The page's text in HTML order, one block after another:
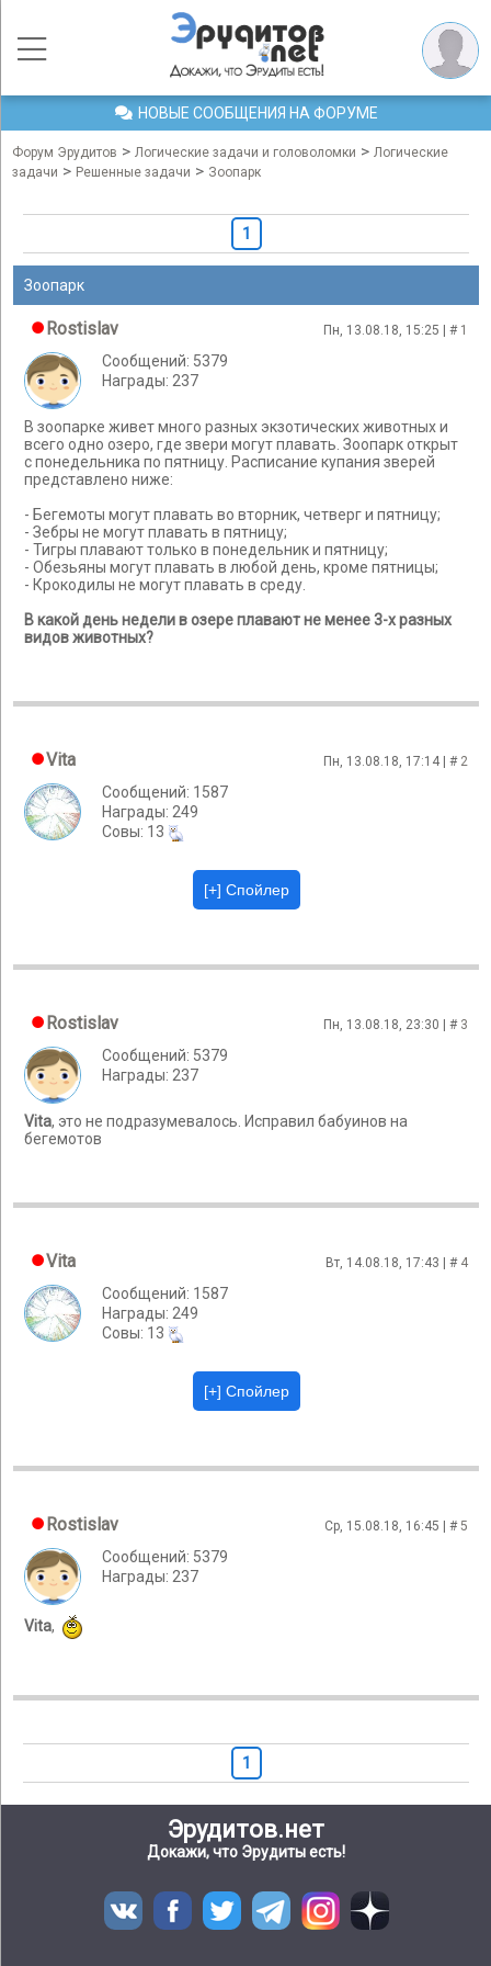
НОВЫЕ СООБЩЕНИЯ НА ФОРУМЕ
Форум Эрудитов > Логические задачи и головоломки > Логические
задачи > Решенные задачи > Зоопарк
1
Зоопарк
Rostislav Пн, 13.08.18, 15:25 | # 1
Сообщений: 5379
Награды: 237
В зоопарке живет много разных экзотических животных и
всего одно озеро, где звери могут плавать. Зоопарк открыт
с понедельника по пятницу. Расписание купания зверей
представлено ниже:
- Бегемоты могут плавать во вторник, четверг и пятницу;
- Зебры не могут плавать в пятницу;
- Тигры плавают только в понедельник и пятницу;
- Обезьяны могут плавать в любой день, кроме пятницы;
- Крокодилы не могут плавать в среду.
В какой день недели в озере плавают не менее 3-х разных
видов животных?
Vita Пн, 13.08.18, 17:14 | # 2
Сообщений: 1587
Награды: 249
Cовы: 13
Rostislav Пн, 13.08.18, 23:30 | # 3
Сообщений: 5379
Награды: 237
Vita, это не подразумевалось. Исправил бабуинов на
бегемотов
Vita Вт, 14.08.18, 17:43 | # 4
Сообщений: 1587
Награды: 249
Cовы: 13
Rostislav Ср, 15.08.18, 16:45 | #5
Сообщений: 5379
Награды: 237
Vita,
1
Эрудитов.нет
Докажи, что Эрудиты есть!